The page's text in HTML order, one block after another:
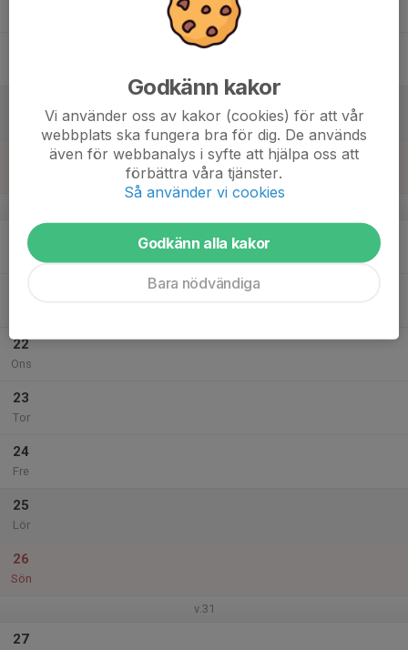
20
Mån
22
Ons
23
Tor
24
Fre
25
Lör
26
Sön
v.31
27
Godkänn kakor
Vi använder oss av kakor (cookies) för att vår
webbplats ska fungera bra för dig. De används
även för webbanalys i syfte att hjälpa oss att
förbättra våra tjänster.
Så använder vi cookies
Godkänn alla kakor
Bara nödvändiga